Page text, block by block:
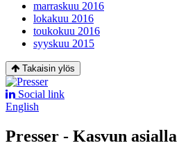
marraskuu 2016
lokakuu 2016
toukokuu 2016
syyskuu 2015
Takaisin ylös
Social link
English
Presser - Kasvun asialla